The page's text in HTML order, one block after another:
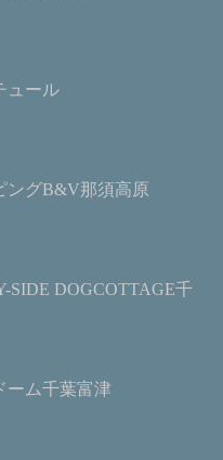
ュール
ングB&V那須高原
SIDE DOGCOTTAGE千
ーム千葉富津